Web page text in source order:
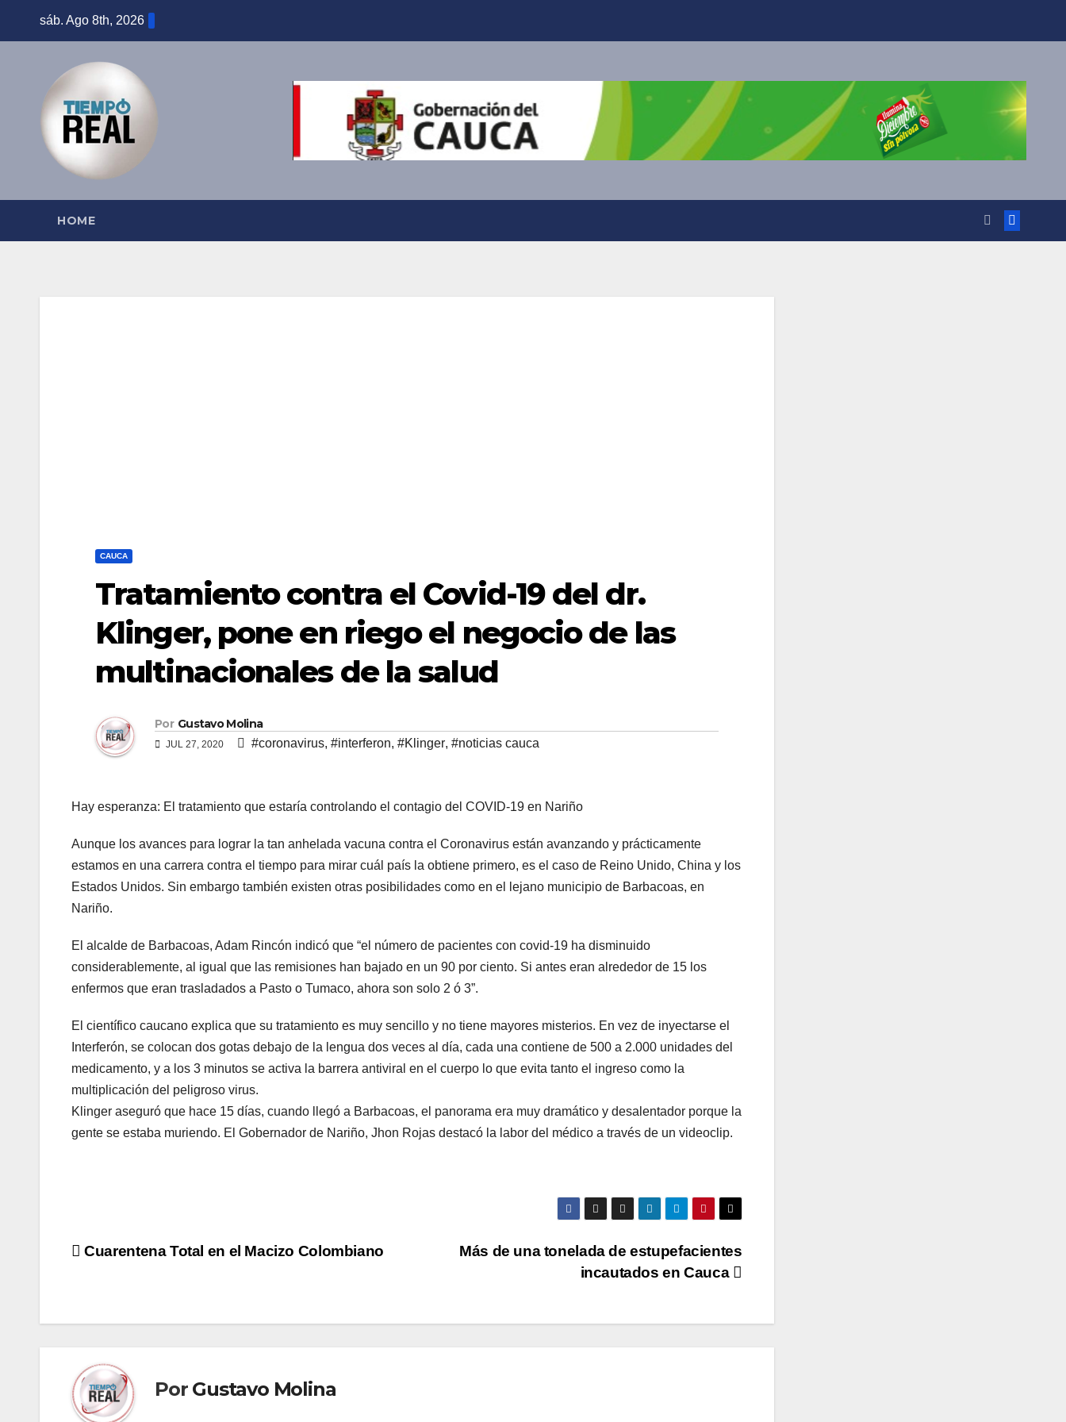
sáb. Ago 8th, 2026
HOME
CAUCA
Tratamiento contra el Covid-19 del dr.
Klinger, pone en riego el negocio de las
multinacionales de la salud
Por Gustavo Molina
JUL 27, 2020 #coronavirus, #interferon, #Klinger, #noticias cauca
Hay esperanza: El tratamiento que estaría controlando el contagio del COVID-19 en Nariño
Aunque los avances para lograr la tan anhelada vacuna contra el Coronavirus están avanzando y prácticamente
estamos en una carrera contra el tiempo para mirar cuál país la obtiene primero, es el caso de Reino Unido, China y los
Estados Unidos. Sin embargo también existen otras posibilidades como en el lejano municipio de Barbacoas, en
Nariño.
El alcalde de Barbacoas, Adam Rincón indicó que “el número de pacientes con covid-19 ha disminuido
considerablemente, al igual que las remisiones han bajado en un 90 por ciento. Si antes eran alrededor de 15 los
enfermos que eran trasladados a Pasto o Tumaco, ahora son solo 2 ó 3”.
El científico caucano explica que su tratamiento es muy sencillo y no tiene mayores misterios. En vez de inyectarse el
Interferón, se colocan dos gotas debajo de la lengua dos veces al día, cada una contiene de 500 a 2.000 unidades del
medicamento, y a los 3 minutos se activa la barrera antiviral en el cuerpo lo que evita tanto el ingreso como la
multiplicación del peligroso virus.
Klinger aseguró que hace 15 días, cuando llegó a Barbacoas, el panorama era muy dramático y desalentador porque la
gente se estaba muriendo. El Gobernador de Nariño, Jhon Rojas destacó la labor del médico a través de un videoclip.
Navegación
entradas
Más de una tonelada de estupefacientes
incautados en Cauca
Cuarentena Total en el Macizo Colombiano
Por Gustavo Molina